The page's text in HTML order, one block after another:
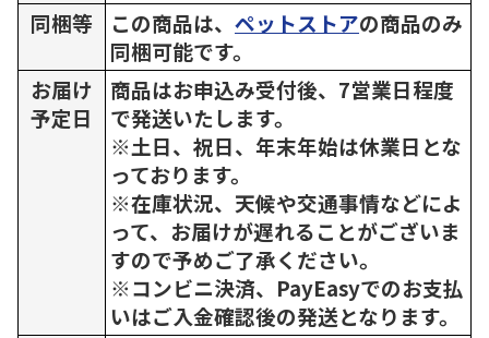
同梱等
この商品は、 ペットストアの商品のみ
同梱可能です。
お届け
予定日
商品はお申込み受付後、7営業日程度
で発送いたします。
※土日、祝日、年末年始は休業日とな
っております。
※在庫状況、天候や交通事情などによ
って、お届けが遅れることがございま
すので予めご了承ください。
※コンビニ決済、PayEasyでのお支払
いはご入金確認後の発送となります。